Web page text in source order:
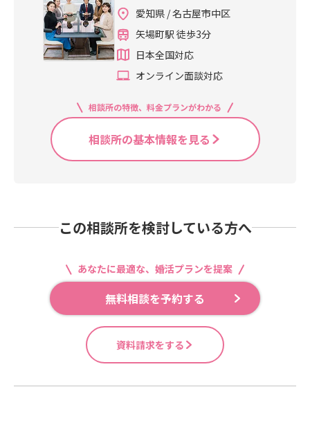
愛知県 / 名古屋市中区
矢場町駅 徒歩3分
日本全国対応
オンライン面談対応
相談所の特徴、料金プランがわかる
相談所の基本情報を見る
この相談所を検討している方へ
あなたに最適な、婚活プランを提案
無料相談を予約する
資料請求をする